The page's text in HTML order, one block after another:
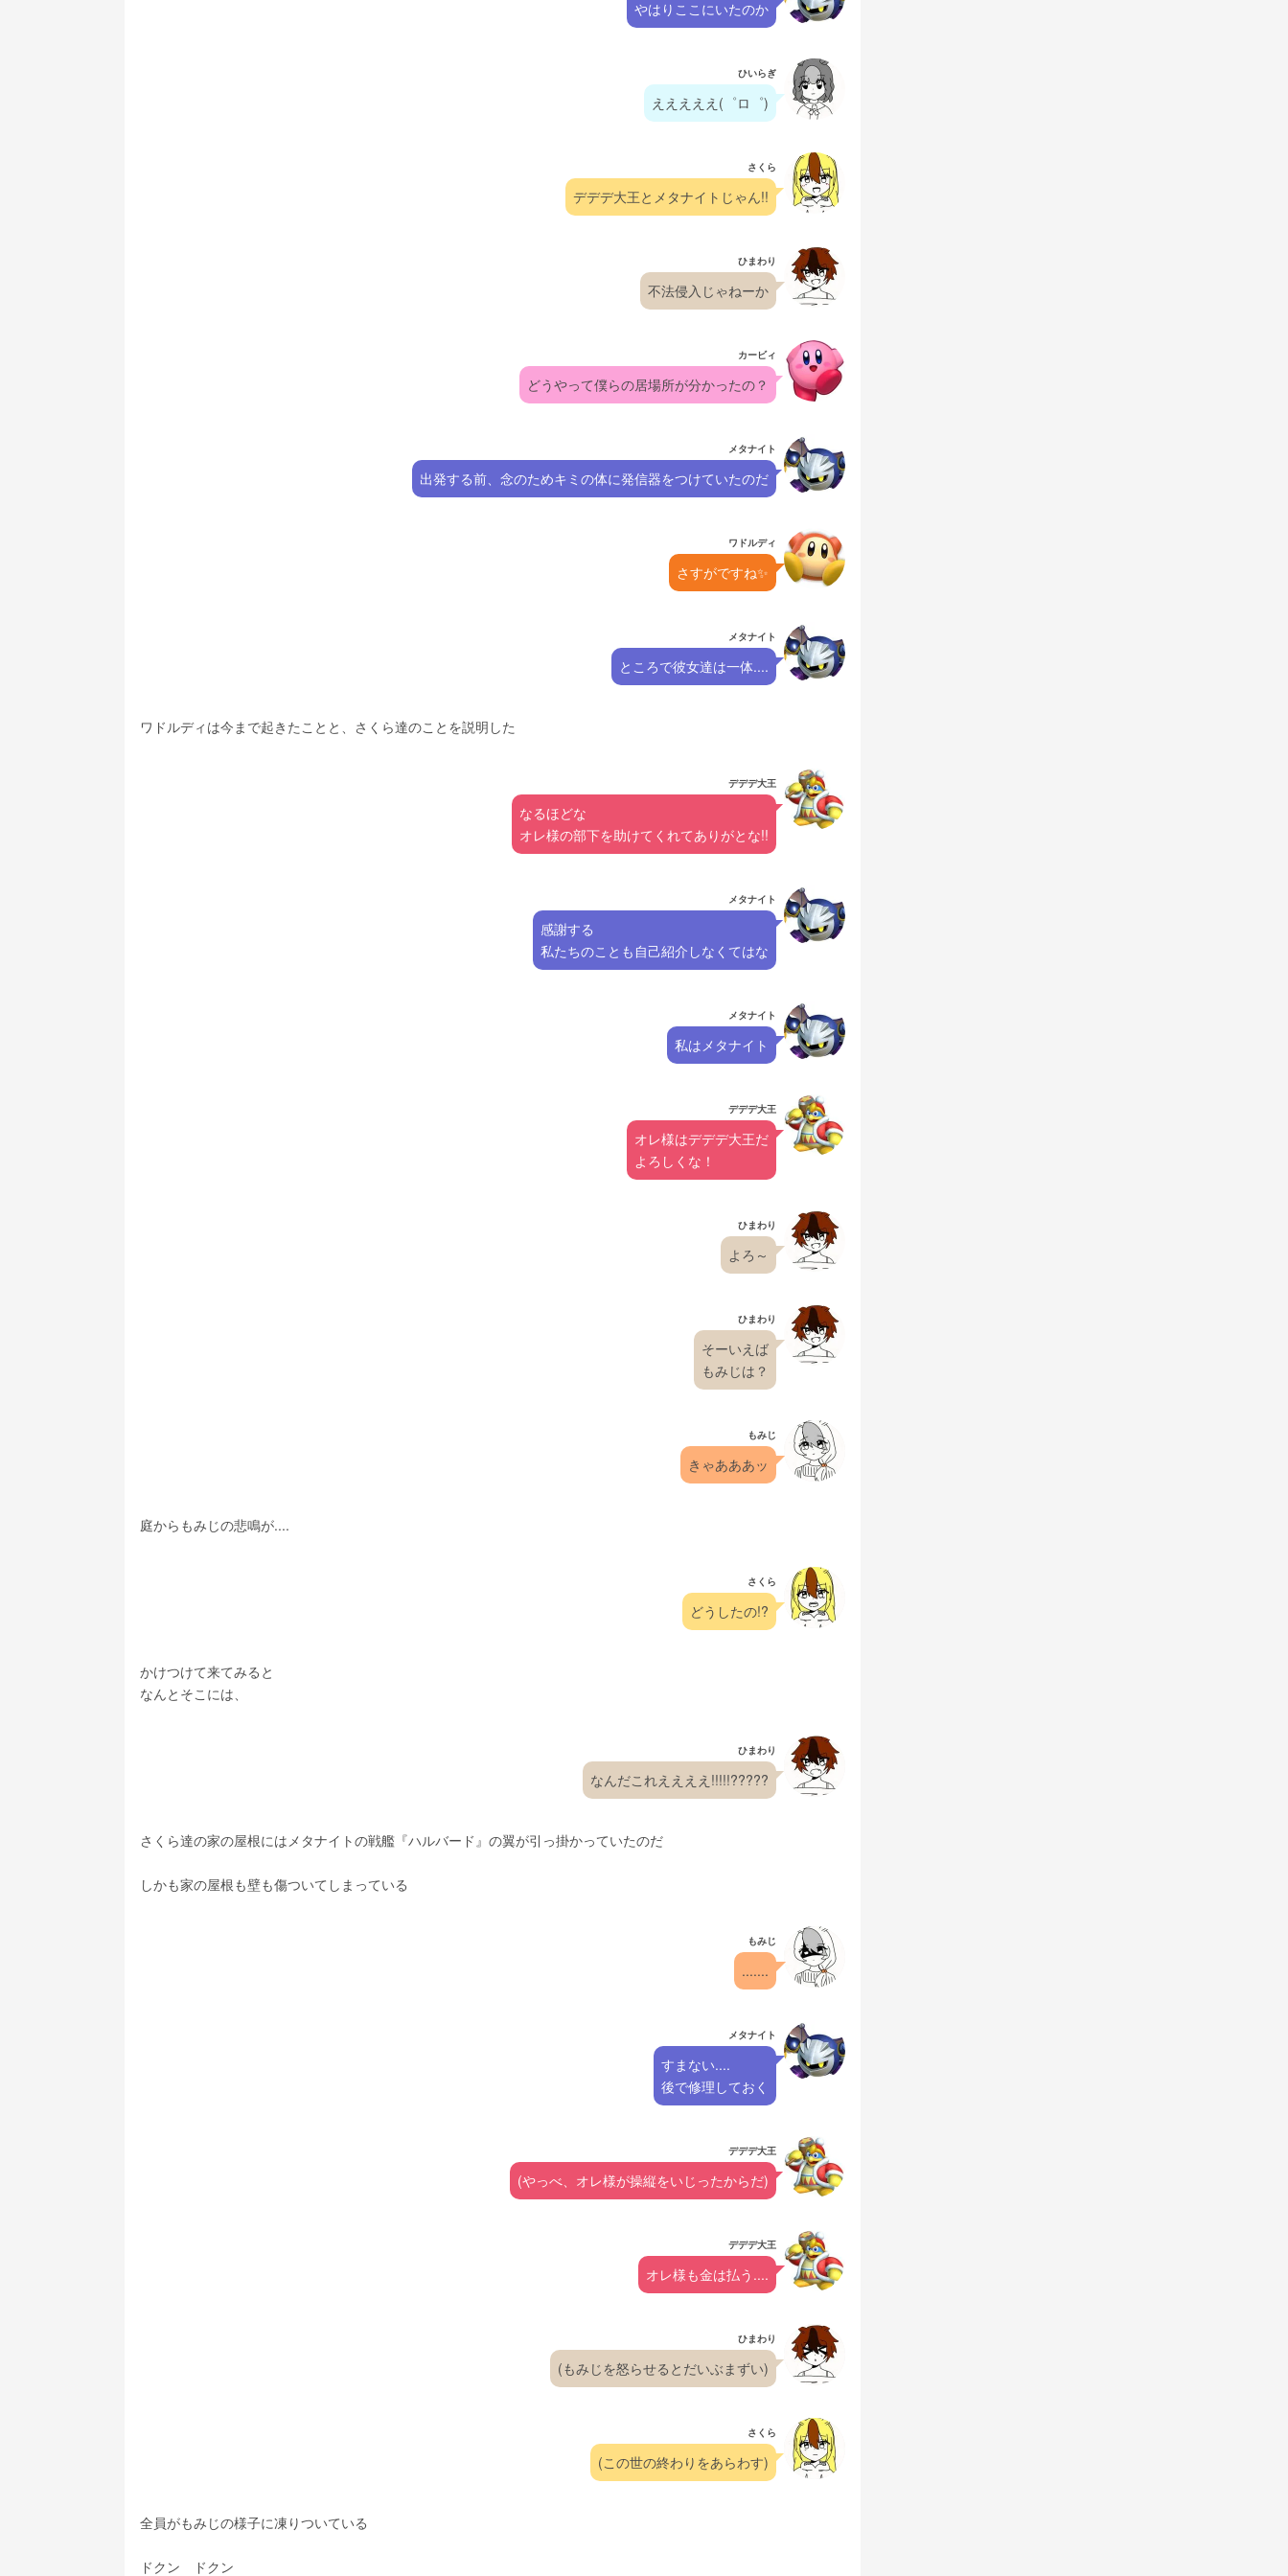
やはりここにいたのか
ひいらぎ
えええええ(゜ロ゜)
さくら
デデデ大王とメタナイトじゃん!!
ひまわり
不法侵入じゃねーか
カービィ
どうやって僕らの居場所が分かったの？
メタナイト
出発する前、念のためキミの体に発信器をつけていたのだ
ワドルディ
さすがですね✨
メタナイト
ところで彼女達は一体....
ワドルディは今まで起きたことと、さくら達のことを説明した
デデデ大王
なるほどな
オレ様の部下を助けてくれてありがとな!!
メタナイト
感謝する
私たちのことも自己紹介しなくてはな
メタナイト
私はメタナイト
デデデ大王
オレ様はデデデ大王だ
よろしくな！
ひまわり
よろ～
ひまわり
そーいえば
もみじは？
もみじ
きゃあああッ
庭からもみじの悲鳴が....
さくら
どうしたの!?
かけつけて来てみると
なんとそこには、
ひまわり
なんだこれええええ!!!!!?????
さくら達の家の屋根にはメタナイトの戦艦『ハルバード』の翼が引っ掛かっていたのだ
しかも家の屋根も壁も傷ついてしまっている
もみじ
.......
メタナイト
すまない....
後で修理しておく
デデデ大王
(やっべ、オレ様が操縦をいじったからだ)
デデデ大王
オレ様も金は払う....
ひまわり
(もみじを怒らせるとだいぶまずい)
さくら
(この世の終わりをあらわす)
全員がもみじの様子に凍りついている
ドクン　ドクン